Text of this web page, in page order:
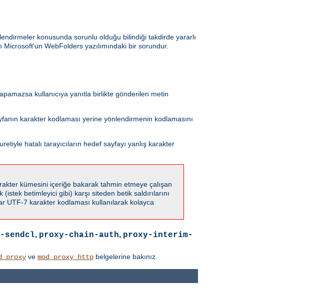
konusunda sorunlu olduğu bilindiği takdirde yararlı
WebFolders yazılımındaki bir sorundur.
kullanıcıya yanıtla birlikte gönderilen metin
karakter kodlaması yerine yönlendirmenin kodlamasını
hatalı tarayıcıların hedef sayfayı yanlış karakter
kümesini içeriğe bakarak tahmin etmeye çalışan
betimleyici gibi) karşı siteden betik saldırılarını
UTF-7 karakter kodlaması kullanılarak kolayca
sendcl, proxy-chain-auth, proxy-interim-
ve mod_proxy_http belgelerine bakınız.